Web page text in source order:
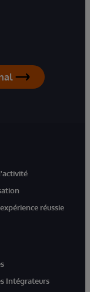
réussie
Intégrateurs